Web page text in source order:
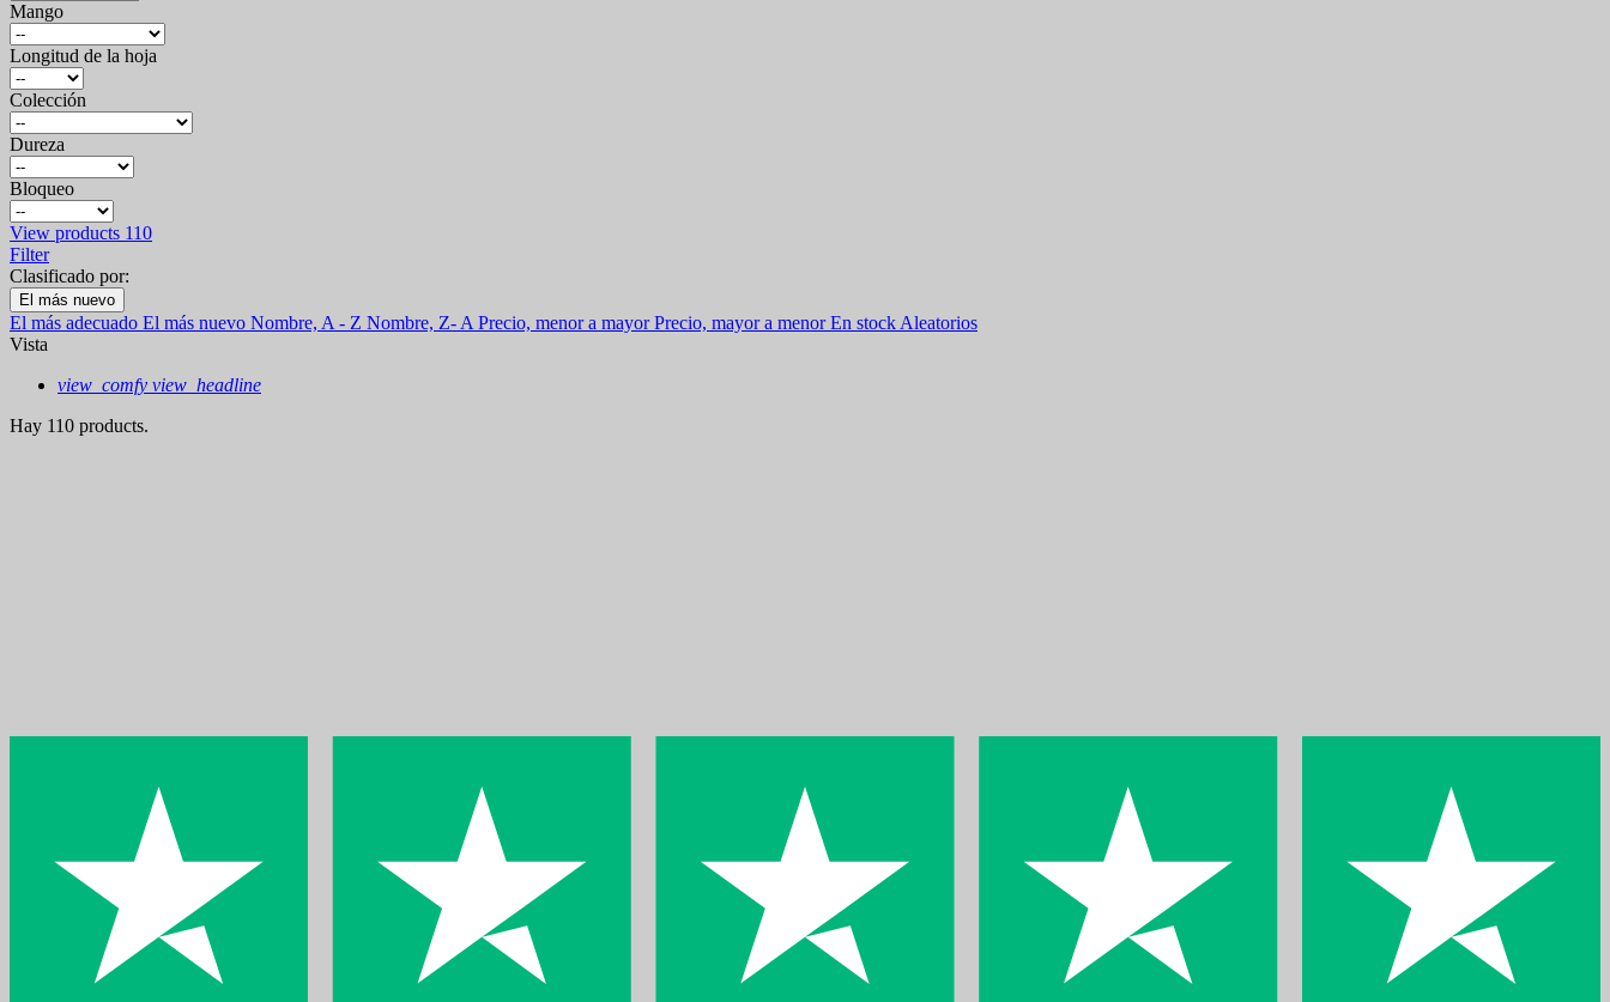
Mango
Longitud de la hoja
Colección
Dureza
Bloqueo
View products 110
Filter
Clasificado por:
El más nuevo
El más adecuado El más nuevo Nombre, A - Z Nombre, Z- A Precio, menor a mayorPrecio, mayor a menorEn stock Aleatorios
Vista
view_comfy view_headline
Hay 110 products.